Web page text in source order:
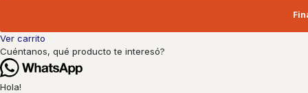
Ver carrito
Cuéntanos, qué producto te interesó?
Hola!